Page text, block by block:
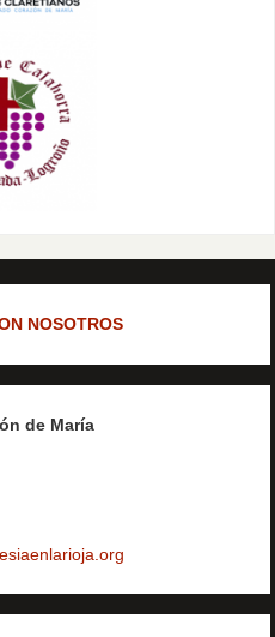
NOSOTROS
de María